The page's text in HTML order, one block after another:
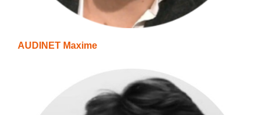
AUDINET Maxime